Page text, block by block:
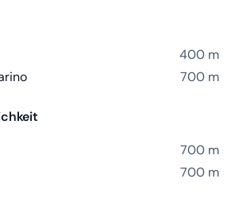
400 m
700 m
700 m
700 m